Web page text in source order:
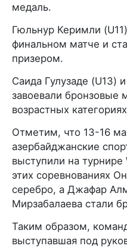
медаль.
Гюльнур Керимли
финальном матче и
призером.
Саида Гулузаде (U13)
завоевали бронзовые
возрастных
Отметим, что 13-16
азербайджанские
выступили на
этих соревнованиях
серебро, а Джафар
Мирзабалаева стали
Таким образом,
выступавшая под